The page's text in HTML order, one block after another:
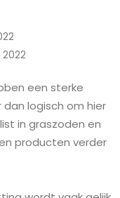
een sterke
logisch om hier
in graszoden en
producten verder